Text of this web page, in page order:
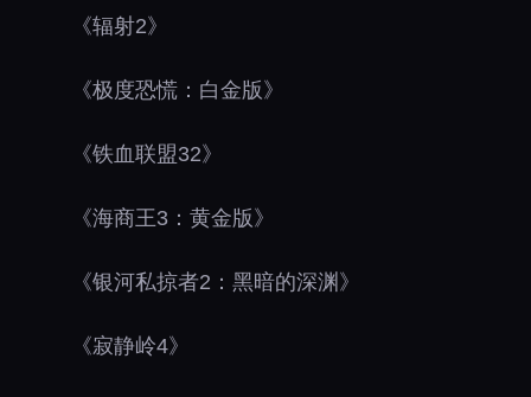
《辐射2》
《极度恐慌：白金版》
《铁血联盟32》
《海商王3：黄金版》
《银河私掠者2：黑暗的深渊》
《寂静岭4》